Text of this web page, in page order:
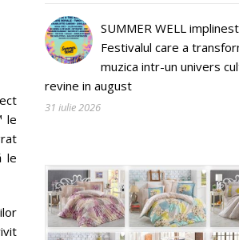
le
le
SUMMER WELL
Festivalul care a
muzica intr-un univers
revine in august
31 iulie 2026